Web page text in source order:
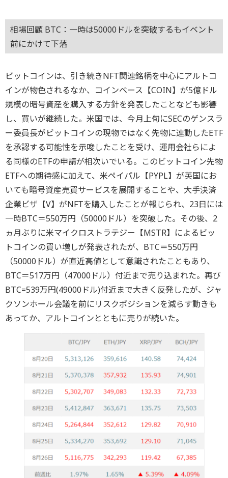
相場回顧 BTC：一時は50000ドルを突破するもイベント
前にかけて下落
ビットコインは、引き続きNFT関連銘柄を中心にアルトコ
インが物色されるなか、コインベース【COIN】が5億ドル
規模の暗号資産を購入する方針を発表したことなども影響
し、買いが継続した。米国では、今月上旬にSECのゲンスラ
ー委員長がビットコインの現物ではなく先物に連動したETF
を承認する可能性を示唆したことを受け、運用会社らによ
る同様のETFの申請が相次いでいる。このビットコイン先物
ETFへの期待感に加えて、米ペイパル【PYPL】が英国にお
いても暗号資産売買サービスを展開することや、大手決済
企業ビザ【V】がNFTを購入したことが報じられ、23日には
一時BTC＝550万円（50000ドル）を突破した。その後、2
ヵ月ぶりに米マイクロストラテジー【MSTR】によるビッ
トコインの買い増しが発表されたが、BTC＝550万円
（50000ドル）が直近高値として意識されたこともあり、
BTC＝517万円（47000ドル）付近まで売り込まれた。再び
BTC=539万円(49000ドル)付近まで大きく反発したが、ジャ
クソンホール会議を前にリスクポジションを減らす動きも
あってか、アルトコインとともに売りが続いた。